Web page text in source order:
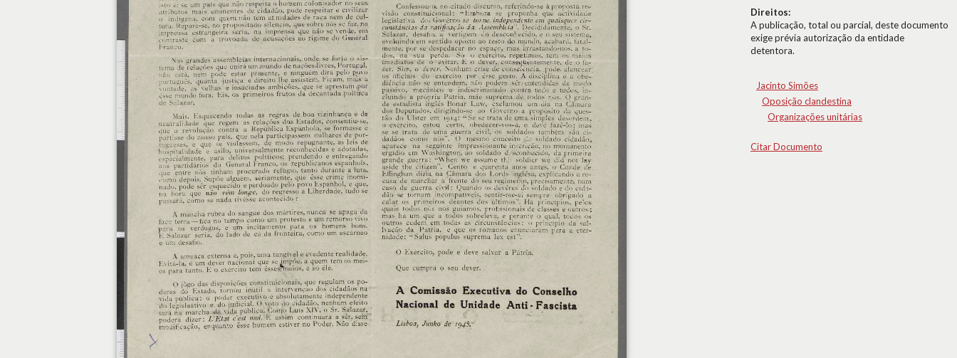
Direitos:
A publicação, total ou parcial, deste documento
exige prévia autorização da entidade
detentora.
Jacinto Simões
Oposição clandestina
Organizações unitárias
Citar Documento